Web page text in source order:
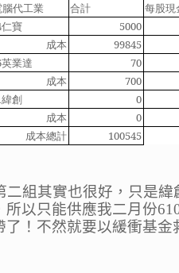
腦代工業 合計 每股現
仁寶 5000
成本
99845
英業達 70
成本
700
緯創 0
成本
0
成本總計
100545
二組其實也很好，只是
所以只能供應我二月份
了！不然就要以緩衝基金